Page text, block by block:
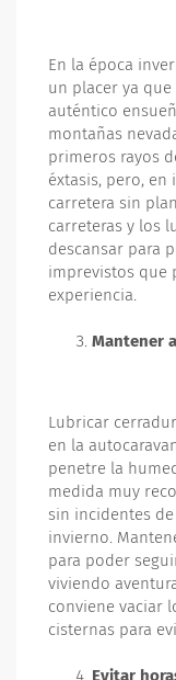
En la época
un placer ya
auténtico
montañas
primeros rayos
éxtasis, pero,
carretera sin
carreteras y los
descansar para
imprevistos que
experiencia.
Mantener
Lubricar
en la
penetre la
medida muy
sin incidentes
invierno.
para poder
viviendo
conviene vaciar
cisternas para
Evitar